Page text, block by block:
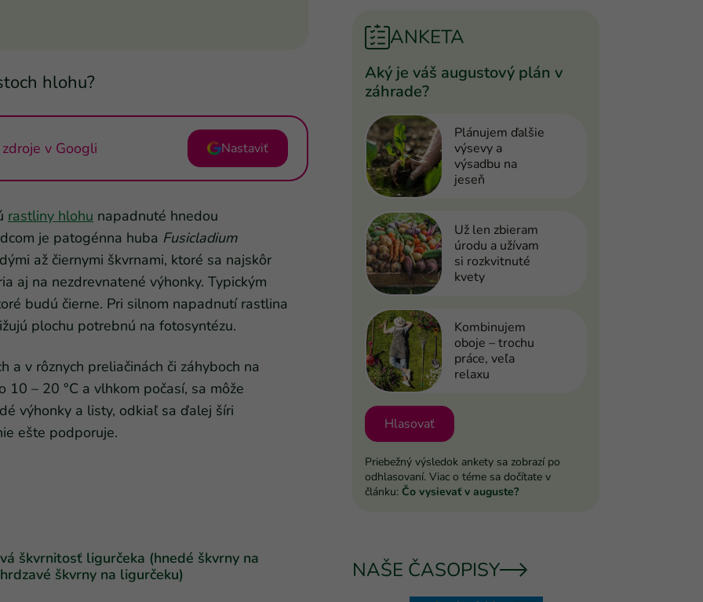
hlohu?
v Googli Nastaviť
rastliny hlohu napadnuté hnedou
je patogénna huba Fusicladium
až čiernymi škvrnami, ktoré sa najskôr
aj na nezdrevnatené výhonky. Typickým
budú čierne. Pri silnom napadnutí rastlina
plochu potrebnú na fotosyntézu.
a v rôznych preliačinách či záhyboch na
– 20 °C a vlhkom počasí, sa môže
výhonky a listy, odkiaľ sa ďalej šíri
ešte podporuje.
škvrnitosť ligurčeka (hnedé škvrny na
škvrny na ligurčeku)
ANKETA
Aký je váš augustový plán v
záhrade?
Plánujem ďalšie
výsevy a
výsadbu na
jeseň
Už len zbieram
úrodu a užívam
si rozkvitnuté
kvety
Kombinujem
oboje – trochu
práce, veľa
relaxu
Hlasovať
Priebežný výsledok ankety sa zobrazí po
odhlasovaní. Viac o téme sa dočítate v
článku: Čo vysievať v auguste?
NAŠE ČASOPISY